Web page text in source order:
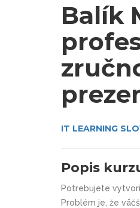
Balík
IT LEARNING
Popis
Potrebujete
Problém je, že